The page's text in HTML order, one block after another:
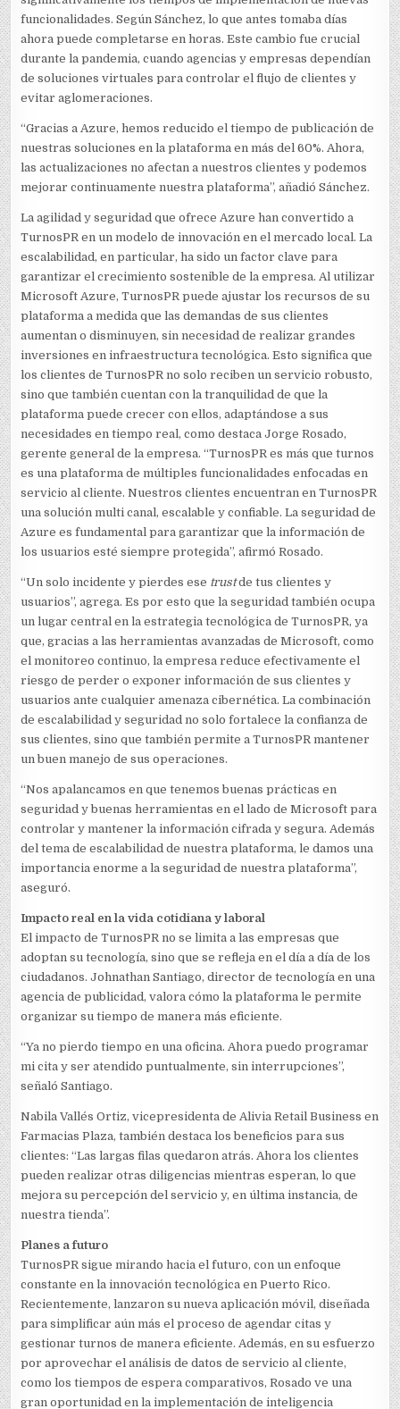
funcionalidades. Según Sánchez, lo que antes tomaba días
ahora puede completarse en horas. Este cambio fue crucial
durante la pandemia, cuando agencias y empresas dependían
de soluciones virtuales para controlar el flujo de clientes y
evitar aglomeraciones.
“Gracias a Azure, hemos reducido el tiempo de publicación de
nuestras soluciones en la plataforma en más del 60%. Ahora,
las actualizaciones no afectan a nuestros clientes y podemos
mejorar continuamente nuestra plataforma”, añadió Sánchez.
La agilidad y seguridad que ofrece Azure han convertido a
TurnosPR en un modelo de innovación en el mercado local. La
escalabilidad, en particular, ha sido un factor clave para
garantizar el crecimiento sostenible de la empresa. Al utilizar
Microsoft Azure, TurnosPR puede ajustar los recursos de su
plataforma a medida que las demandas de sus clientes
aumentan o disminuyen, sin necesidad de realizar grandes
inversiones en infraestructura tecnológica. Esto significa que
los clientes de TurnosPR no solo reciben un servicio robusto,
sino que también cuentan con la tranquilidad de que la
plataforma puede crecer con ellos, adaptándose a sus
necesidades en tiempo real, como destaca Jorge Rosado,
gerente general de la empresa. “TurnosPR es más que turnos
es una plataforma de múltiples funcionalidades enfocadas en
servicio al cliente. Nuestros clientes encuentran en TurnosPR
una solución multi canal, escalable y confiable. La seguridad de
Azure es fundamental para garantizar que la información de
los usuarios esté siempre protegida”, afirmó Rosado.
“Un solo incidente y pierdes ese trustde tus clientes y
usuarios”, agrega. Es por esto que la seguridad también ocupa
un lugar central en la estrategia tecnológica de TurnosPR, ya
que, gracias a las herramientas avanzadas de Microsoft, como
el monitoreo continuo, la empresa reduce efectivamente el
riesgo de perder o exponer información de sus clientes y
usuarios ante cualquier amenaza cibernética. La combinación
de escalabilidad y seguridad no solo fortalece la confianza de
sus clientes, sino que también permite a TurnosPR mantener
un buen manejo de sus operaciones.
“Nos apalancamos en que tenemos buenas prácticas en
seguridad y buenas herramientas en el lado de Microsoft para
controlar y mantener la información cifrada y segura. Además
del tema de escalabilidad de nuestra plataforma, le damos una
importancia enorme a la seguridad de nuestra plataforma”,
aseguró.
Impacto real en la vida cotidiana y laboral
El impacto de TurnosPR no se limita a las empresas que
adoptan su tecnología, sino que se refleja en el día a día de los
ciudadanos. Johnathan Santiago, director de tecnología en una
agencia de publicidad, valora cómo la plataforma le permite
organizar su tiempo de manera más eficiente.
“Ya no pierdo tiempo en una oficina. Ahora puedo programar
mi cita y ser atendido puntualmente, sin interrupciones”,
señaló Santiago.
Nabila Vallés Ortiz, vicepresidenta de Alivia Retail Business en
Farmacias Plaza, también destaca los beneficios para sus
clientes: “Las largas filas quedaron atrás. Ahora los clientes
pueden realizar otras diligencias mientras esperan, lo que
mejora su percepción del servicio y, en última instancia, de
nuestra tienda”.
Planes a futuro
TurnosPR sigue mirando hacia el futuro, con un enfoque
constante en la innovación tecnológica en Puerto Rico.
Recientemente, lanzaron su nueva aplicación móvil, diseñada
para simplificar aún más el proceso de agendar citas y
gestionar turnos de manera eficiente. Además, en su esfuerzo
por aprovechar el análisis de datos de servicio al cliente,
como los tiempos de espera comparativos, Rosado ve una
gran oportunidad en la implementación de inteligencia